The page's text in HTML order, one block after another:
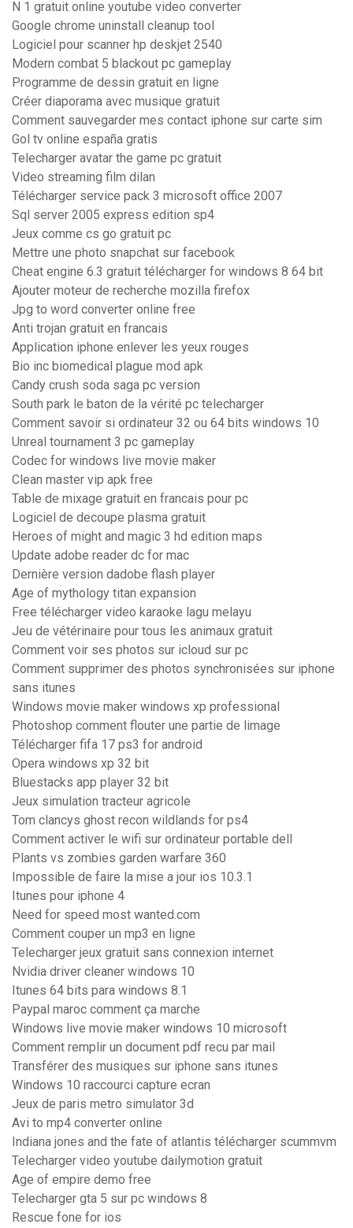
N 1 gratuit online youtube video converter
Google chrome uninstall cleanup tool
Logiciel pour scanner hp deskjet 2540
Modern combat 5 blackout pc gameplay
Programme de dessin gratuit en ligne
Créer diaporama avec musique gratuit
Comment sauvegarder mes contact iphone sur carte sim
Gol tv online españa gratis
Telecharger avatar the game pc gratuit
Video streaming film dilan
Télécharger service pack 3 microsoft office 2007
Sql server 2005 express edition sp4
Jeux comme cs go gratuit pc
Mettre une photo snapchat sur facebook
Cheat engine 6.3 gratuit télécharger for windows 8 64 bit
Ajouter moteur de recherche mozilla firefox
Jpg to word converter online free
Anti trojan gratuit en francais
Application iphone enlever les yeux rouges
Bio inc biomedical plague mod apk
Candy crush soda saga pc version
South park le baton de la vérité pc telecharger
Comment savoir si ordinateur 32 ou 64 bits windows 10
Unreal tournament 3 pc gameplay
Codec for windows live movie maker
Clean master vip apk free
Table de mixage gratuit en francais pour pc
Logiciel de decoupe plasma gratuit
Heroes of might and magic 3 hd edition maps
Update adobe reader dc for mac
Dernière version dadobe flash player
Age of mythology titan expansion
Free télécharger video karaoke lagu melayu
Jeu de vétérinaire pour tous les animaux gratuit
Comment voir ses photos sur icloud sur pc
Comment supprimer des photos synchronisées sur iphone
sans itunes
Windows movie maker windows xp professional
Photoshop comment flouter une partie de limage
Télécharger fifa 17 ps3 for android
Opera windows xp 32 bit
Bluestacks app player 32 bit
Jeux simulation tracteur agricole
Tom clancys ghost recon wildlands for ps4
Comment activer le wifi sur ordinateur portable dell
Plants vs zombies garden warfare 360
Impossible de faire la mise a jour ios 10.3.1
Itunes pour iphone 4
Need for speed most wanted.com
Comment couper un mp3 en ligne
Telecharger jeux gratuit sans connexion internet
Nvidia driver cleaner windows 10
Itunes 64 bits para windows 8.1
Paypal maroc comment ça marche
Windows live movie maker windows 10 microsoft
Comment remplir un document pdf recu par mail
Transférer des musiques sur iphone sans itunes
Windows 10 raccourci capture ecran
Jeux de paris metro simulator 3d
Avi to mp4 converter online
Indiana jones and the fate of atlantis télécharger scummvm
Telecharger video youtube dailymotion gratuit
Age of empire demo free
Telecharger gta 5 sur pc windows 8
Rescue fone for ios